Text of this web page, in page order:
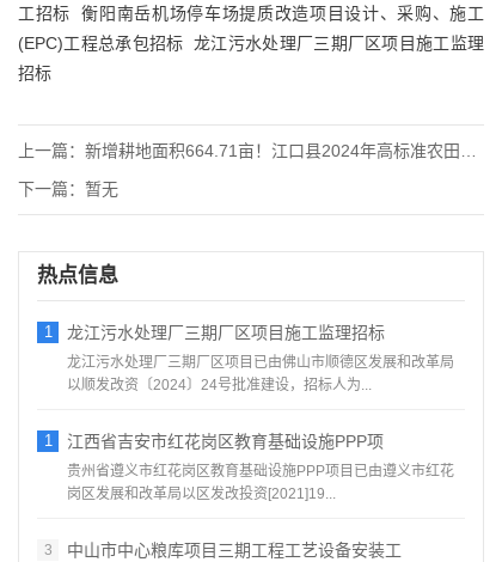
工招标
衡阳南岳机场停车场提质改造项目设计、采购、施工
(EPC)工程总承包招标 龙江污水处理厂三期厂区项目施工监理
招标
上一篇： 新增耕地面积664.71亩！江口县2024年高标准农田建设项
下一篇： 暂无
热点信息
1 龙江污水处理厂三期厂区项目施工监理招标
龙江污水处理厂三期厂区项目已由佛山市顺德区发展和改革局
以顺发改资〔2024〕24号批准建设，招标人为...
1 江西省吉安市红花岗区教育基础设施PPP项
贵州省遵义市红花岗区教育基础设施PPP项目已由遵义市红花
岗区发展和改革局以区发改投资[2021]19...
3 中山市中心粮库项目三期工程工艺设备安装工